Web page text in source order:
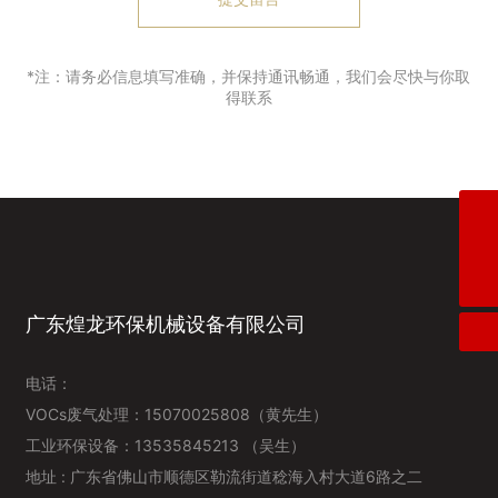
*注：请务必信息填写准确，并保持通讯畅通，我们会尽快与你取
得联系
广东煌龙环保机械设备有限公司
电话：
VOCs废气处理： 15070025808 （黄先生）
工业环保设备：13535845213 （吴生）
地址 : 广东省佛山市顺德区勒流街道稔海入村大道6路之二